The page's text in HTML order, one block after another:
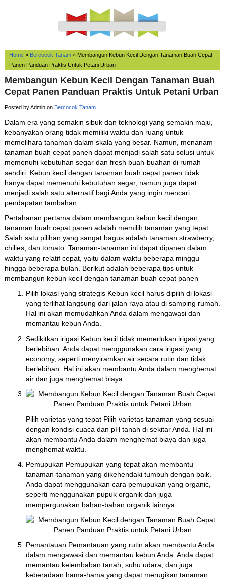
Home» Bercocok Tanam» Membangun Kebun Kecil Dengan Tanaman Buah Cepat
Panen Panduan Praktis Untuk Petani Urban
Membangun Kebun Kecil Dengan Tanaman Buah
Cepat Panen Panduan Praktis Untuk Petani Urban
Posted by Admin on Bercocok Tanam
Dalam era yang semakin sibuk dan teknologi yang semakin maju,
kebanyakan orang tidak memiliki waktu dan ruang untuk
memelihara tanaman dalam skala yang besar. Namun, menanam
tanaman buah cepat panen dapat menjadi salah satu solusi untuk
memenuhi kebutuhan segar dan fresh buah-buahan di rumah
sendiri. Kebun kecil dengan tanaman buah cepat panen tidak
hanya dapat memenuhi kebutuhan segar, namun juga dapat
menjadi salah satu alternatif bagi Anda yang ingin mencari
pendapatan tambahan.
Pertahanan pertama dalam membangun kebun kecil dengan
tanaman buah cepat panen adalah memilih tanaman yang tepat.
Salah satu pilihan yang sangat bagus adalah tanaman strawberry,
chilies, dan tomato. Tanaman-tanaman ini dapat dipanen dalam
waktu yang relatif cepat, yaitu dalam waktu beberapa minggu
hingga beberapa bulan. Berikut adalah beberapa tips untuk
membangun kebun kecil dengan tanaman buah cepat panen
Pilih lokasi yang strategis Kebun kecil harus dipilih di lokasi
yang terlihat langsung dari jalan raya atau di samping rumah.
Hal ini akan memudahkan Anda dalam mengawasi dan
memantau kebun Anda.
Sedikitkan irigasi Kebun kecil tidak memerlukan irigasi yang
berlebihan. Anda dapat menggunakan cara irigasi yang
economy, seperti menyiramkan air secara rutin dan tidak
berlebihan. Hal ini akan membantu Anda dalam menghemat
air dan juga menghemat biaya.
Pilih varietas yang tepat Pilih varietas tanaman yang sesuai
dengan kondisi cuaca dan pH tanah di sekitar Anda. Hal ini
akan membantu Anda dalam menghemat biaya dan juga
menghemat waktu.
Pemupukan Pemupukan yang tepat akan membantu
tanaman-tanaman yang dikehendaki tumbuh dengan baik.
Anda dapat menggunakan cara pemupukan yang organic,
seperti menggunakan pupuk organik dan juga
mempergunakan bahan-bahan organik lainnya.
Pemantauan Pemantauan yang rutin akan membantu Anda
dalam mengawasi dan memantau kebun Anda. Anda dapat
memantau kelembaban tanah, suhu udara, dan juga
keberadaan hama-hama yang dapat merugikan tanaman.